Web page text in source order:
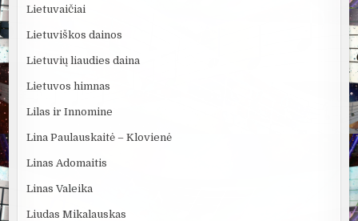
Lietuvaičiai
Lietuviškos dainos
Lietuvių liaudies daina
Lietuvos himnas
Lilas ir Innomine
Lina Paulauskaitė – Klovienė
Linas Adomaitis
Linas Valeika
Liudas Mikalauskas